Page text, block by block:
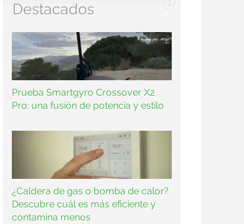
Destacados
Prueba Smartgyro Crossover X2
Pro: una fusión de potencia y estilo
¿Caldera de gas o bomba de calor?
Descubre cuál es más eficiente y
contamina menos